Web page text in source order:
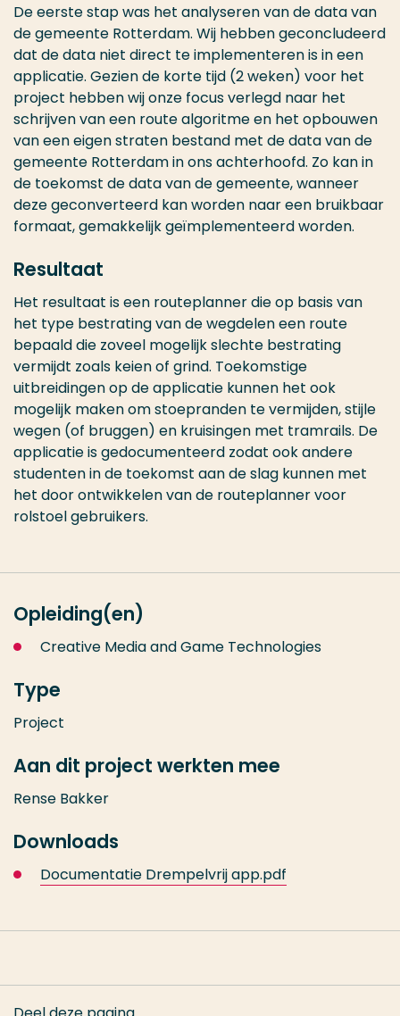
De eerste stap was het analyseren van de data van
de gemeente Rotterdam. Wij hebben geconcludeerd
dat de data niet direct te implementeren is in een
applicatie. Gezien de korte tijd (2 weken) voor het
project hebben wij onze focus verlegd naar het
schrijven van een route algoritme en het opbouwen
van een eigen straten bestand met de data van de
gemeente Rotterdam in ons achterhoofd. Zo kan in
de toekomst de data van de gemeente, wanneer
deze geconverteerd kan worden naar een bruikbaar
formaat, gemakkelijk geïmplementeerd worden.
Resultaat
Het resultaat is een routeplanner die op basis van
het type bestrating van de wegdelen een route
bepaald die zoveel mogelijk slechte bestrating
vermijdt zoals keien of grind. Toekomstige
uitbreidingen op de applicatie kunnen het ook
mogelijk maken om stoepranden te vermijden, stijle
wegen (of bruggen) en kruisingen met tramrails. De
applicatie is gedocumenteerd zodat ook andere
studenten in de toekomst aan de slag kunnen met
het door ontwikkelen van de routeplanner voor
rolstoel gebruikers.
Opleiding(en)
Creative Media and Game Technologies
Type
Project
Aan dit project werkten mee
Rense Bakker
Downloads
Documentatie Drempelvrij app.pdf